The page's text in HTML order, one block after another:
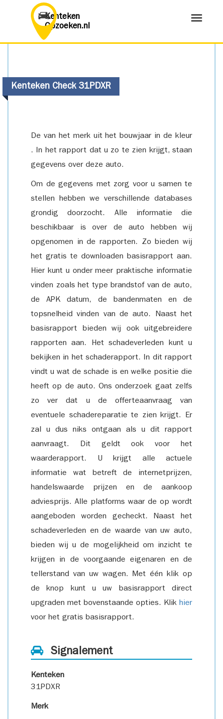
Kenteken
Opzoeken.nl
Menu
Kenteken Check 31PDXR
De van het merk uit het bouwjaar in de kleur
. In het rapport dat u zo te zien krijgt, staan
gegevens over deze auto.
Om de gegevens met zorg voor u samen te
stellen hebben we verschillende databases
grondig doorzocht. Alle informatie die
beschikbaar is over de auto hebben wij
opgenomen in de rapporten. Zo bieden wij
het gratis te downloaden basisrapport aan.
Hier kunt u onder meer praktische informatie
vinden zoals het type brandstof van de auto,
de APK datum, de bandenmaten en de
topsnelheid vinden van de auto. Naast het
basisrapport bieden wij ook uitgebreidere
rapporten aan. Het schadeverleden kunt u
bekijken in het schaderapport. In dit rapport
vindt u wat de schade is en welke positie die
heeft op de auto. Ons onderzoek gaat zelfs
zo ver dat u de offerteaanvraag van
eventuele schadereparatie te zien krijgt. Er
zal u dus niks ontgaan als u dit rapport
aanvraagt. Dit geldt ook voor het
waarderapport. U krijgt alle actuele
informatie wat betreft de internetprijzen,
handelswaarde prijzen en de aankoop
adviesprijs. Alle platforms waar de op wordt
aangeboden worden gecheckt. Naast het
schadeverleden en de waarde van uw auto,
bieden wij u de mogelijkheid om inzicht te
krijgen in de voorgaande eigenaren en de
tellerstand van uw wagen. Met één klik op
de knop kunt u uw basisrapport direct
upgraden met bovenstaande opties. Klik hier
voor het gratis basisrapport.
Signalement
Kenteken
31PDXR
Merk